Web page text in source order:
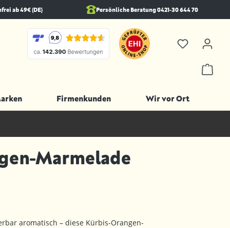
ab 49€ (DE) Persönliche Beratung 0421-30 644 70
Firmenkunden Wir vor Ort
Marmelade
aromatisch – diese Kürbis-Orangen-